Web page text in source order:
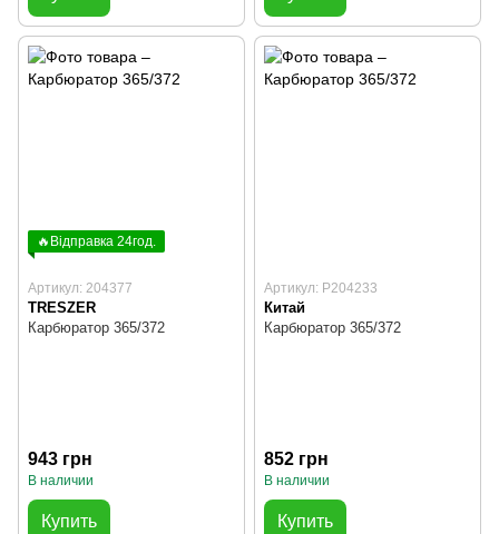
🔥Відправка 24год.
Артикул: 204377
TRESZER
Карбюратор 365/372
943 грн
В наличии
Купить
Артикул: P204233
Китай
Карбюратор 365/372
852 грн
В наличии
Купить